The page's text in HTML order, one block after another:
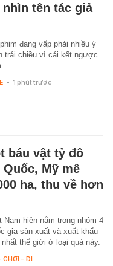
nhìn tên tác giả
đang vấp phải nhiều ý
trái chiều vì cái kết ngược
- 1 phút trước
báu vật tỷ đô
Mỹ mê
ha, thu về hơn
Nam hiện nằm trong nhóm 4
gia sản xuất và xuất khẩu
thế giới ở loại quả này.
CHƠI - ĐI -